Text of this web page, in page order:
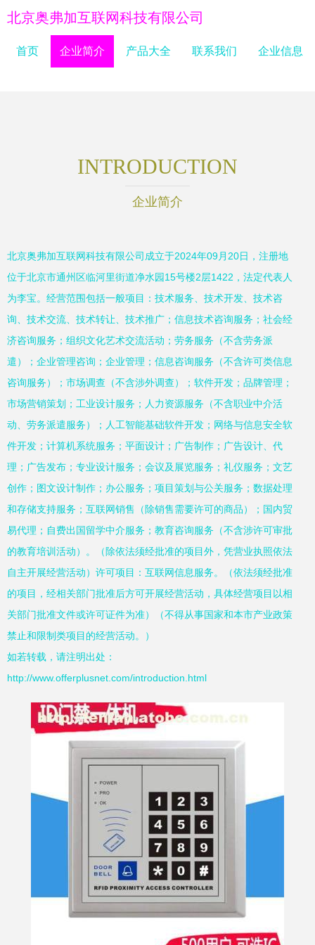
北京奥弗加互联网科技有限公司
首页 企业简介 产品大全 联系我们 企业信息
INTRODUCTION
企业简介
北京奥弗加互联网科技有限公司成立于2024年09月20日，注册地
位于北京市通州区临河里街道净水园15号楼2层1422，法定代表人
为李宝。经营范围包括一般项目：技术服务、技术开发、技术咨
询、技术交流、技术转让、技术推广；信息技术咨询服务；社会经
济咨询服务；组织文化艺术交流活动；劳务服务（不含劳务派
遣）；企业管理咨询；企业管理；信息咨询服务（不含许可类信息
咨询服务）；市场调查（不含涉外调查）；软件开发；品牌管理；
市场营销策划；工业设计服务；人力资源服务（不含职业中介活
动、劳务派遣服务）；人工智能基础软件开发；网络与信息安全软
件开发；计算机系统服务；平面设计；广告制作；广告设计、代
理；广告发布；专业设计服务；会议及展览服务；礼仪服务；文艺
创作；图文设计制作；办公服务；项目策划与公关服务；数据处理
和存储支持服务；互联网销售（除销售需要许可的商品）；国内贸
易代理；自费出国留学中介服务；教育咨询服务（不含涉许可审批
的教育培训活动）。（除依法须经批准的项目外，凭营业执照依法
自主开展经营活动）许可项目：互联网信息服务。（依法须经批准
的项目，经相关部门批准后方可开展经营活动，具体经营项目以相
关部门批准文件或许可证件为准）（不得从事国家和本市产业政策
禁止和限制类项目的经营活动。）
如若转载，请注明出处：
http://www.offerplusnet.com/introduction.html